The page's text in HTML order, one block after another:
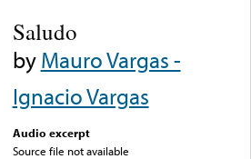
Saludo
byMauro Vargas -
Ignacio Vargas
Audio excerpt
Source file not available